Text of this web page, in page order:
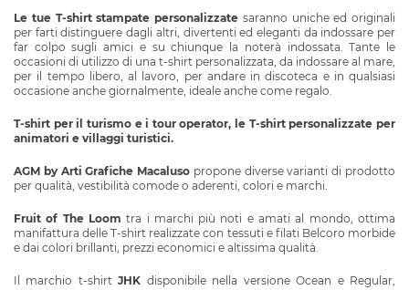
CAPPELLINI PERSONALIZZATI CON LOGO
ABBIGLIAMENTO PERSONALIZZATO CON LOGO
Le tue T-shirt stampate personalizzate saranno uniche ed originali
per farti distinguere dagli altri, divertenti ed eleganti da indossare per
far colpo sugli amici e su chiunque la noterà indossata. Tante le
occasioni di utilizzo di una t-shirt personalizzata, da indossare al mare,
per il tempo libero, al lavoro, per andare in discoteca e in qualsiasi
occasione anche giornalmente, ideale anche come regalo.
T-shirt per il turismo e i tour operator, le T-shirt personalizzate per
animatori e villaggi turistici.
AGM by Arti Grafiche Macaluso propone diverse varianti di prodotto
per qualità, vestibilità comode o aderenti, colori e marchi.
Fruit of The Loom tra i marchi più noti e amati al mondo, ottima
manifattura delle T-shirt realizzate con tessuti e filati Belcoro morbide
e dai colori brillanti, prezzi economici e altissima qualità.
Il marchio t-shirtJHK disponibile nella versione Ocean e Regular,